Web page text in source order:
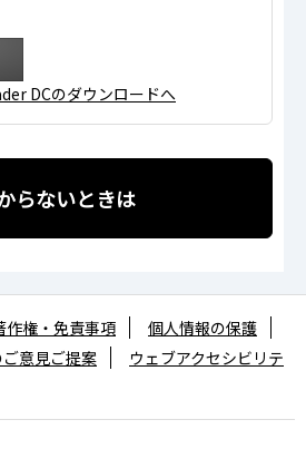
DCのダウンロードへ
らないときは
作権・免責事項
個人情報の保護
意見ご提案
ウェブアクセシビリテ